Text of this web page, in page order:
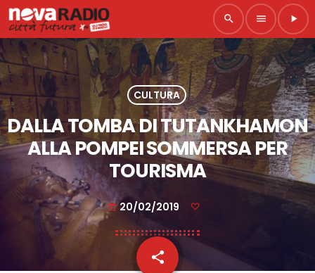
search menu play_arrow
CULTURA
DALLA TOMBA DI TUTANKHAMON
ALLA POMPEI SOMMERSA PER
TOURISMA
today 20/02/2019
share
email